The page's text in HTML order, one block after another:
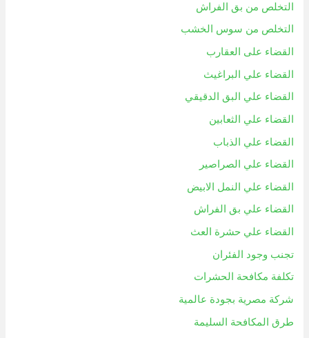
التخلص من بق الفراش
التخلص من سوس الخشب
القضاء على العقارب
القضاء علي البراغيث
القضاء علي البق الدقيقي
القضاء علي الثعابين
القضاء علي الذباب
القضاء علي الصراصير
القضاء علي النمل الابيض
القضاء علي بق الفراش
القضاء علي حشرة العث
تجنب وجود الفئران
تكلفة مكافحة الحشرات
شركة مصرية بجودة عالمية
طرق المكافحة السليمة